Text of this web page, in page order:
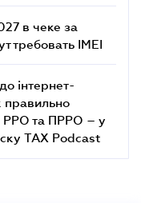
в чеке за
требовать IMEI
інтернет-
правильно
РРО та ПРРО – у
TAX Podcast